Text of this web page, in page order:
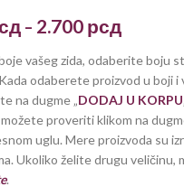
– 2.700 рсд
vašeg zida, odaberite boju
odaberete proizvod u boji i
na dugme „DODAJ U KORPU
proveriti klikom na
uglu. Mere proizvoda su
Ukoliko želite drugu veličinu,
.